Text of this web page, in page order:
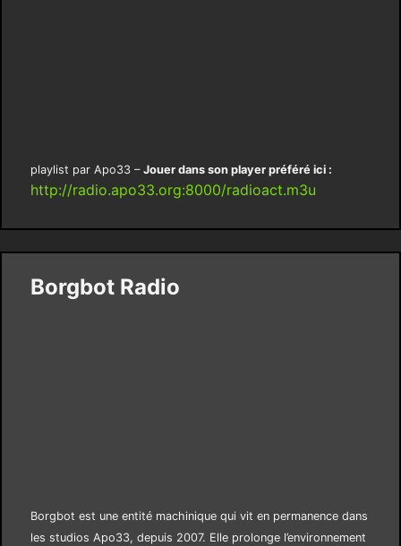
playlist par Apo33 – Jouer dans son player préféré ici :
http://radio.apo33.org:8000/radioact.m3u
Borgbot Radio
Borgbot est une entité machinique qui vit en permanence dans
les studios Apo33, depuis 2007. Elle prolonge l’environnement